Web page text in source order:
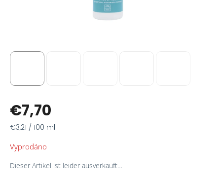
€7,70
Verkaufspreis:
€3,21 / 100 ml
Vyprodáno
Dieser Artikel ist leider ausverkauft…